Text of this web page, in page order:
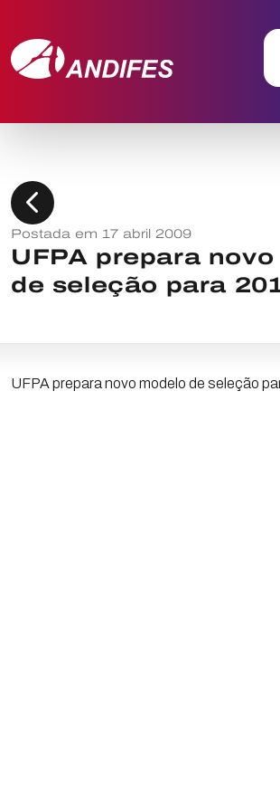
chevron_left
Postada em 17 abril 2009
UFPA prepara
de seleção para
UFPA prepara novo modelo de seleção